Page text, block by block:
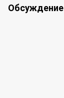
Обсуждение